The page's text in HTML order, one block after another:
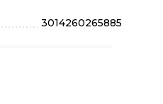
3014260265885